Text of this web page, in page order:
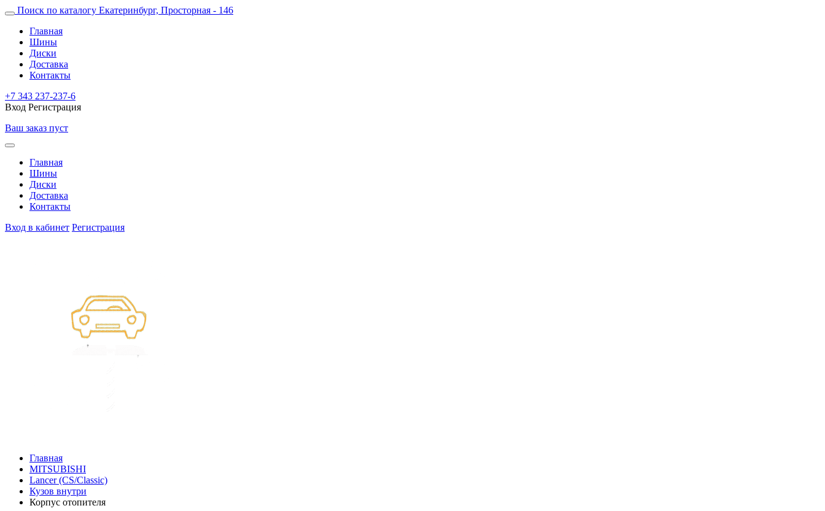
Поиск по каталогу Екатеринбург, Просторная - 146
Главная
Шины
Диски
Доставка
Контакты
+7 343 237-237-6
Вход Регистрация
Ваш заказ пуст
Главная
Шины
Диски
Доставка
Контакты
Вход в кабинет Регистрация
Главная
MITSUBISHI
Lancer (CS/Classic)
Кузов внутри
Корпус отопителя